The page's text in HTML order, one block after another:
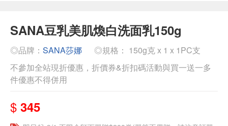
SANA豆乳美肌煥白洗面乳150g
◎品牌： SANA莎娜
◎規格： 150g克 x 1 x 1PC支
不參加全站現折優惠，折價券&折扣碼活動與買一送一多
件優惠不得併用
$ 345